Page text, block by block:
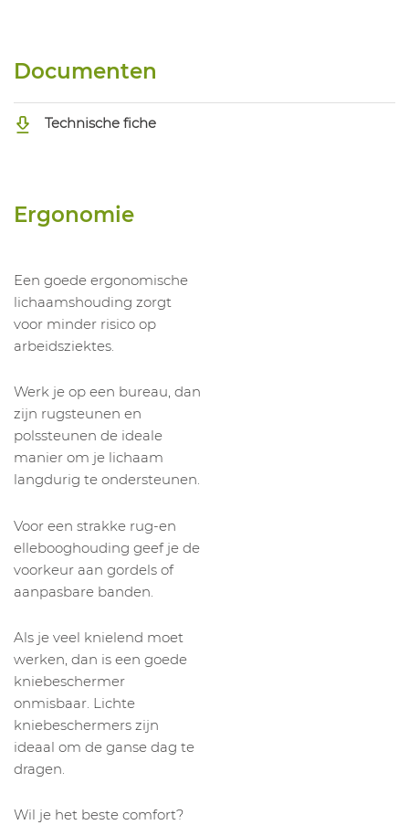
Documenten
Technische fiche
Ergonomie
Een goede ergonomische
lichaamshouding zorgt
voor minder risico op
arbeidsziektes.
Werk je op een bureau, dan
zijn rugsteunen en
polssteunen de ideale
manier om je lichaam
langdurig te ondersteunen.
Voor een strakke rug-en
ellebooghouding geef je de
voorkeur aan gordels of
aanpasbare banden.
Als je veel knielend moet
werken, dan is een goede
kniebeschermer
onmisbaar. Lichte
kniebeschermers zijn
ideaal om de ganse dag te
dragen.
Wil je het beste comfort?